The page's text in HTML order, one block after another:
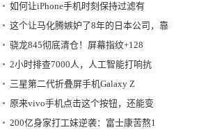
如何让iPhone手机时刻保持过滤有
这个让马化腾嫉妒了8年的日本公司，靠
骁龙845彻底清仓！屏幕指纹+128
2小时排查7000人，人工智能打响抗
三星第二代折叠屏手机Galaxy Z
原来vivo手机点击这个按钮，还能变
200亿身家打工妹逆袭：富士康苦熬1